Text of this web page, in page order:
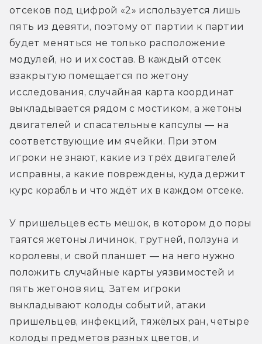
отсеков под цифрой «2» используется лишь
пять из девяти, поэтому от партии к партии
будет меняться не только расположение
модулей, но и их состав. В каждый отсек
взакрытую помещается по жетону
исследования, случайная карта координат
выкладывается рядом с мостиком, а жетоны
двигателей и спасательные капсулы — на
соответствующие им ячейки. При этом
игроки не знают, какие из трёх двигателей
исправны, а какие повреждены, куда держит
курс корабль и что ждёт их в каждом отсеке.
У пришельцев есть мешок, в котором до поры
таятся жетоны личинок, трутней, ползуна и
королевы, и свой планшет — на него нужно
положить случайные карты уязвимостей и
пять жетонов яиц. Затем игроки
выкладывают колоды событий, атаки
пришельцев, инфекций, тяжёлых ран, четыре
колоды предметов разных цветов, и